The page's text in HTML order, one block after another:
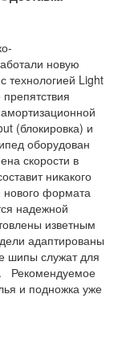
новую
технологией Light
(блокировка) и
оборудован
скорости в
никакого
нового формата
надежной
изветным
адаптированы
шипы служат для
Рекомендуемое
и подножка уже